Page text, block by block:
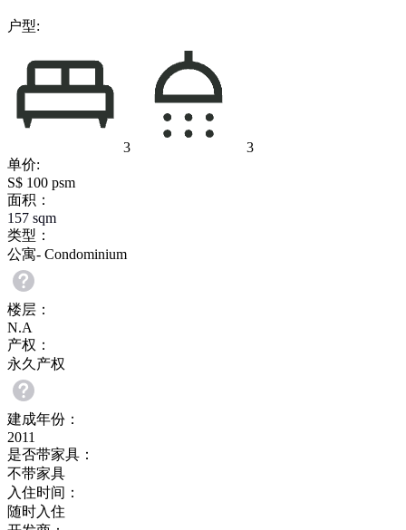
户型:
3
3
单价:
S$ 100 psm
面积：
157 sqm
类型：
公寓- Condominium
楼层：
N.A
产权：
永久产权
建成年份：
2011
是否带家具：
不带家具
入住时间：
随时入住